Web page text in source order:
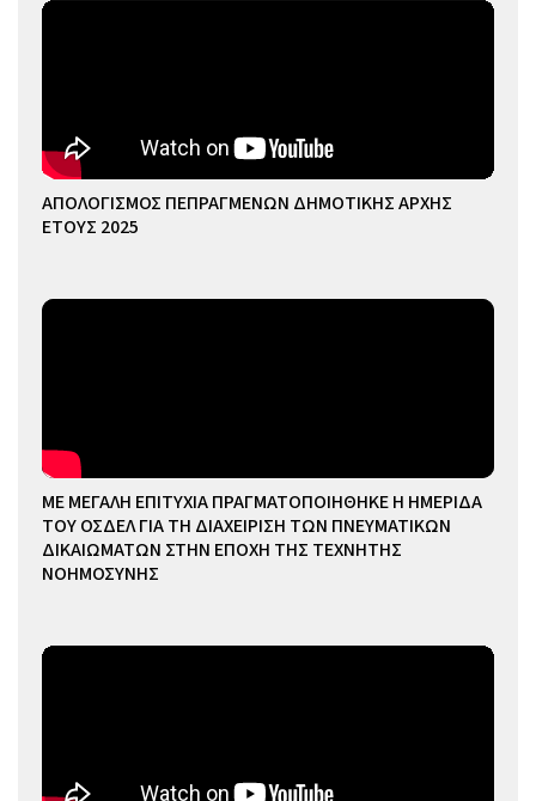
ΑΠΟΛΟΓΙΣΜΟΣ ΠΕΠΡΑΓΜΕΝΩΝ ΔΗΜΟΤΙΚΗΣ ΑΡΧΗΣ
ΕΤΟΥΣ 2025
ΜΕ ΜΕΓΑΛΗ ΕΠΙΤΥΧΙΑ ΠΡΑΓΜΑΤΟΠΟΙΗΘΗΚΕ Η ΗΜΕΡΙΔΑ
ΤΟΥ ΟΣΔΕΛ ΓΙΑ ΤΗ ΔΙΑΧΕΙΡΙΣΗ ΤΩΝ ΠΝΕΥΜΑΤΙΚΩΝ
ΔΙΚΑΙΩΜΑΤΩΝ ΣΤΗΝ ΕΠΟΧΗ ΤΗΣ ΤΕΧΝΗΤΗΣ
ΝΟΗΜΟΣΥΝΗΣ